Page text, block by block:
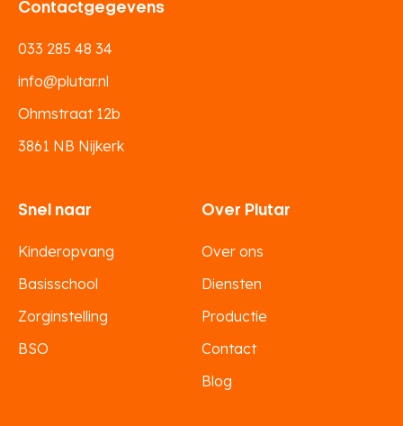
Contactgegevens
033 285 48 34
info@plutar.nl
Ohmstraat 12b
3861 NB Nijkerk
Snel naar
Kinderopvang
Basisschool
Zorginstelling
BSO
Over Plutar
Over ons
Diensten
Productie
Contact
Blog